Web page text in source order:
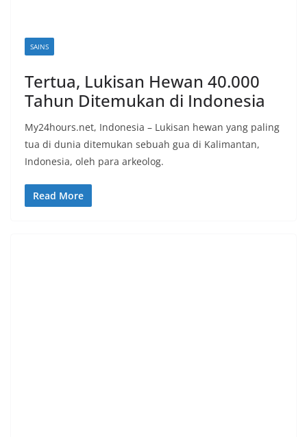
SAINS
Tertua, Lukisan Hewan 40.000
Tahun Ditemukan di Indonesia
My24hours.net, Indonesia – Lukisan hewan yang paling
tua di dunia ditemukan sebuah gua di Kalimantan,
Indonesia, oleh para arkeolog.
Read More